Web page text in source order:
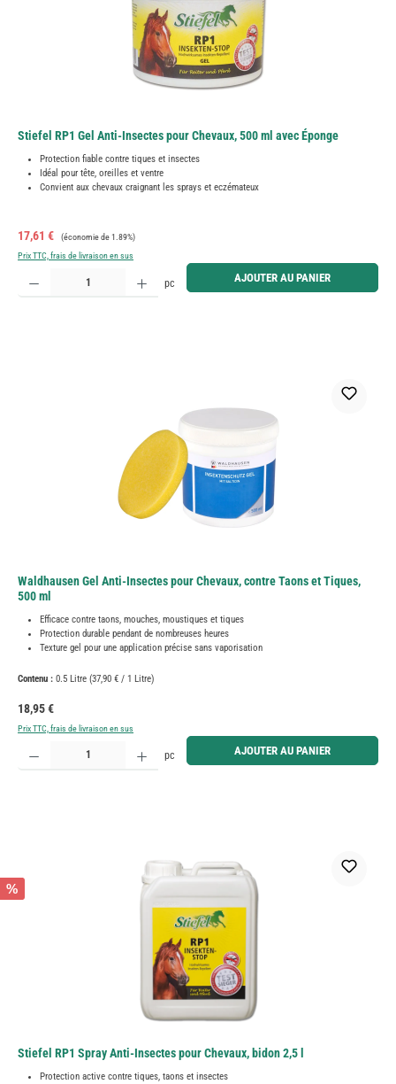
Stiefel RP1 Gel Anti-Insectes pour Chevaux, 500 ml avec Éponge
Protection fiable contre tiques et insectes
Idéal pour tête, oreilles et ventre
Convient aux chevaux craignant les sprays et eczémateux
Prix de vente :
17,61 € Prix régulier :
(économie de 1.89%)
Prix TTC, frais de livraison en sus
Quantité de produit : Entrez la quantité souhaitée ou utilisez les boutons pour augmenter ou
pc AJOUTER AU PANIER
Waldhausen Gel Anti-Insectes pour Chevaux, contre Taons et Tiques,
500 ml
Efficace contre taons, mouches, moustiques et tiques
Protection durable pendant de nombreuses heures
Texture gel pour une application précise sans vaporisation
Contenu : 0.5 Litre (37,90 € / 1 Litre)
Prix régulier :
18,95 €
Prix TTC, frais de livraison en sus
Quantité de produit : Entrez la quantité souhaitée ou utilisez les boutons pour augmenter ou
pc AJOUTER AU PANIER
%
Stiefel RP1 Spray Anti-Insectes pour Chevaux, bidon 2,5 l
Protection active contre tiques, taons et insectes